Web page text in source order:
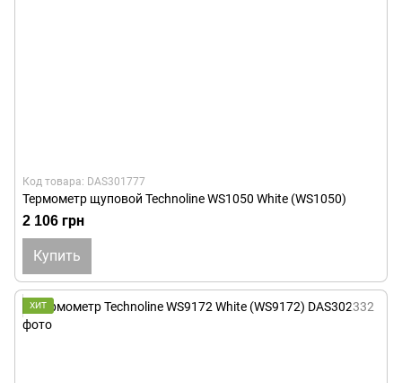
Код товара: DAS301777
Термометр щуповой Technoline WS1050 White (WS1050)
2 106 грн
Купить
ХИТ